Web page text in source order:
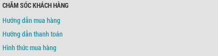
CHĂM SÓC KHÁCH HÀNG
Hướng dẫn mua hàng
Hướng dẫn thanh toán
Hình thức mua hàng